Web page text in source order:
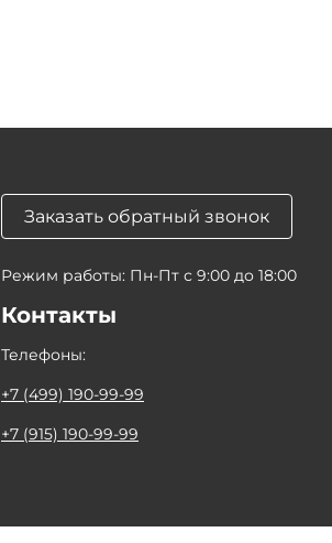
Заказать обратный звонок
Режим работы: Пн-Пт с 9:00 до 18:00
Контакты
Телефоны:
+7 (499) 190-99-99
+7 (915) 190-99-99